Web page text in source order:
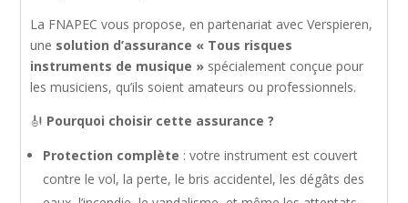
La FNAPEC vous propose, en partenariat avec Verspieren,
une solution d’assurance « Tous risques
instruments de musique » spécialement conçue pour
les musiciens, qu’ils soient amateurs ou professionnels.
🎻 Pourquoi choisir cette assurance ?
Protection complète : votre instrument est couvert
contre le vol, la perte, le bris accidentel, les dégâts des